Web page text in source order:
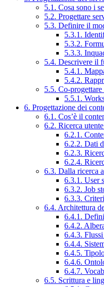
5.1. Cosa sono i
5.2. Progettare
5.3. Definire il
5.3.1.
5.3.2.
5.3.3.
5.4. Descrivere il
5.4.1.
5.4.2.
5.5. Co-
5.5.1.
6. Progettazione dei
6.1. Cos’è il
6.2. Ricerca
6.2.1.
6.2.2. Dati
6.2.3.
6.2.4.
6.3. Dalla ricerca
6.3.1. User
6.3.2. Job
6.3.3.
6.4. Architettura
6.4.1.
6.4.2.
6.4.3.
6.4.4.
6.4.5.
6.4.6.
6.4.7.
6.5. Scrittura e